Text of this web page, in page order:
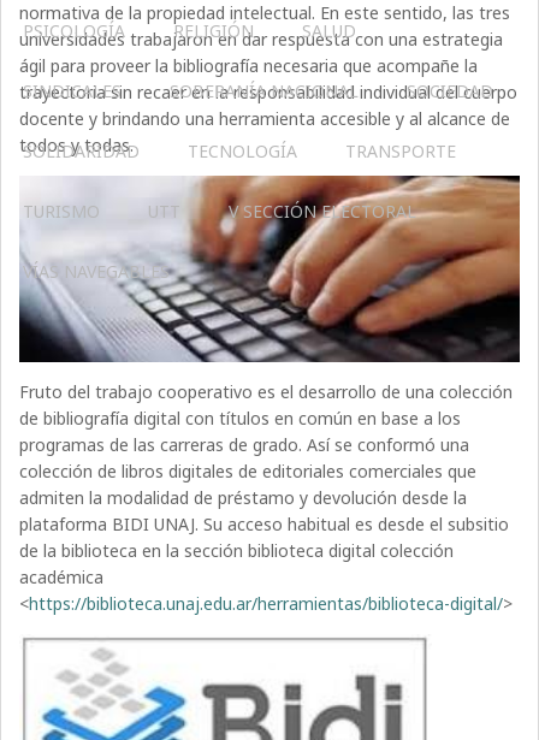
PSICOLOGÍA RELIGIÓN SALUD
SINDICALES SOBERANÍA NACIONAL SOCIEDAD
SOLIDARIDAD TECNOLOGÍA TRANSPORTE
TURISMO UTT V SECCIÓN ELECTORAL
VÍAS NAVEGABLES
normativa de la propiedad intelectual. En este sentido, las tres
universidades trabajaron en dar respuesta con una estrategia
ágil para proveer la bibliografía necesaria que acompañe la
trayectoria sin recaer en la responsabilidad individual del cuerpo
docente y brindando una herramienta accesible y al alcance de
todos y todas.
Fruto del trabajo cooperativo es el desarrollo de una colección
de bibliografía digital con títulos en común en base a los
programas de las carreras de grado. Así se conformó una
colección de libros digitales de editoriales comerciales que
admiten la modalidad de préstamo y devolución desde la
plataforma BIDI UNAJ. Su acceso habitual es desde el subsitio
de la biblioteca en la sección biblioteca digital colección
académica
<https://biblioteca.unaj.edu.ar/herramientas/biblioteca-digital/>